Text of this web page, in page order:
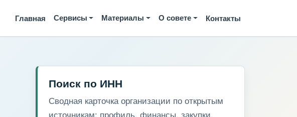
Главная Сервисы Материалы О совете Контакты
Поиск по ИНН
Сводная карточка организации по открытым